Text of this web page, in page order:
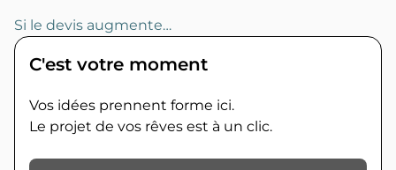
Si le devis augmente…
C'est votre moment
Vos idées prennent forme ici.
Le projet de vos rêves est à un clic.